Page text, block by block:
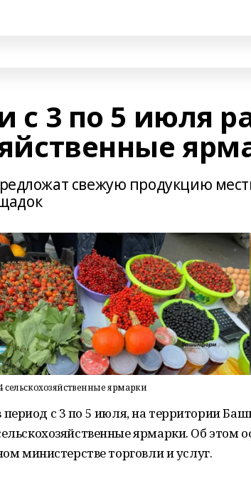
3 по 5 июля
свежую продукцию
ярмарки
период с 3 по 5 июля, на территории
ярмарки. Об этом
министерстве торговли и услуг.